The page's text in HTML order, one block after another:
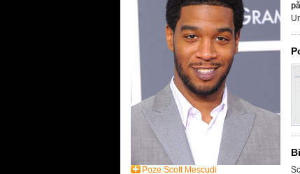
Poze Scott Mescudi